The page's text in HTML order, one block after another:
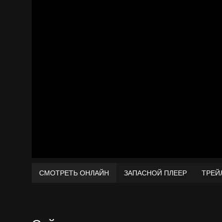
СМОТРЕТЬ ОНЛАЙН ЗАПАСНОЙ ПЛЕЕР